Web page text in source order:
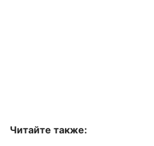
Читайте также: